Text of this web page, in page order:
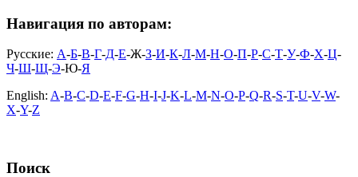
Навигация по авторам:
Русские: А-Б-В-Г-Д-Е-Ж-З-И-К-Л-М-Н-О-П-Р-С-Т-У-Ф-Х-Ц-
Ч-Ш-Щ-Э-Ю-Я
English: A-B-C-D-E-F-G-H-I-J-K-L-M-N-O-P-Q-R-S-T-U-V-W-
X-Y-Z
Поиск